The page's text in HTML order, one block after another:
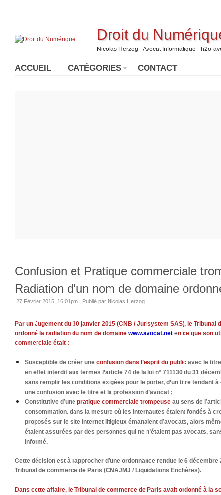
Droit du
Nicolas Herzog - Avocat Informatique - h2o-
ACCUEIL CATÉGORIES CONTACT
Confusion et Pratique commerciale
Radiation d'un nom de domaine
27 Février 2015, 16:01pm | Publié par Nicolas Herzog
Par un Jugement du 30 janvier 2015 (CNB / Jurisystem SAS), le Tribunal
ordonné la radiation du nom de domaine www.avocat.net en ce que son
commerciale était :
Susceptible de créer une confusion dans l’esprit du public avec le
en effet interdit aux termes l’article 74 de la loi n° 711130 du 31
sans remplir les conditions exigées pour le porter, d’un titre tendant à
une confusion avec le titre et la profession d’avocat ;
Constitutive d’une pratique commerciale trompeuse au sens de
consommation. dans la mesure où les internautes étaient fondés à
proposés sur le site Internet litigieux émanaient d’avocats, alors
étaient assurées par des personnes qui ne n’étaient pas avocats,
informé.
Cette décision est à rapprocher d’une ordonnance rendue le 6 décembre
Tribunal de commerce de Paris (CNAJMJ / Liquidations Enchères).
Dans cette affaire, le Tribunal de commerce de Paris avait ordonné à la